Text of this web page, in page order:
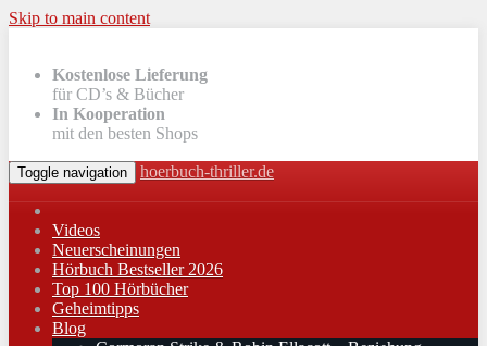
Skip to main content
Kostenlose Lieferung
für CD’s & Bücher
In Kooperation
mit den besten Shops
Toggle navigation hoerbuch-thriller.de
Videos
Neuerscheinungen
Hörbuch Bestseller 2026
Top 100 Hörbücher
Geheimtipps
Blog